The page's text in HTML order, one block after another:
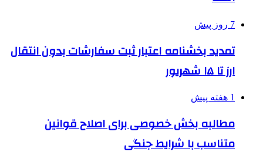
7 روز پیش
تمدید بخشنامه اعتبار ثبت سفارشات بدون انتقال
ارز تا ۱۵ شهریور
1 هفته پیش
مطالبه بخش خصوصی برای اصلاح قوانین
متناسب با شرایط جنگی